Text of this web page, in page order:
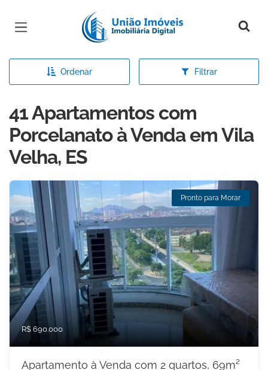
Página inicial
Ordenar Filtrar
41 Apartamentos com
Porcelanato à Venda em Vila
Velha, ES
Pronto para Morar
R$ 690.000
Apartamento à Venda com 2 quartos, 69m²